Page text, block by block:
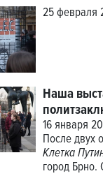
25 февраля
Наша
16 января
После двух
Клетка
город Брно.